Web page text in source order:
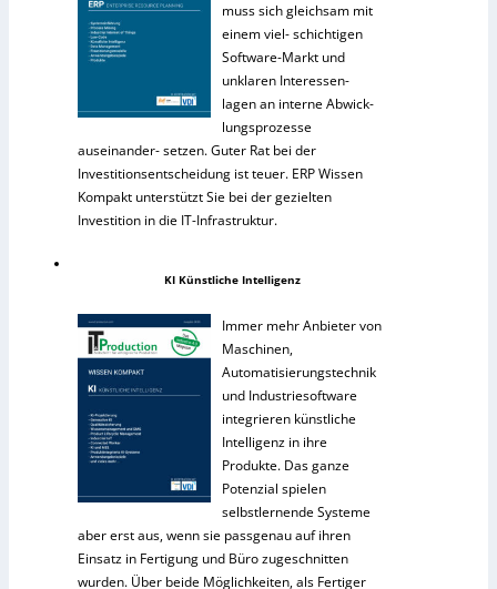
muss sich gleichsam mit
einem viel- schichtigen
Software-Markt und
unklaren Interessen-
lagen an interne Abwick-
lungsprozesse
auseinander- setzen. Guter Rat bei der
Investitionsentscheidung ist teuer. ERP Wissen
Kompakt unterstützt Sie bei der gezielten
Investition in die IT-Infrastruktur.
KI Künstliche Intelligenz
Immer mehr Anbieter von
Maschinen,
Automatisierungstechnik
und Industriesoftware
integrieren künstliche
Intelligenz in ihre
Produkte. Das ganze
Potenzial spielen
selbstlernende Systeme
aber erst aus, wenn sie passgenau auf ihren
Einsatz in Fertigung und Büro zugeschnitten
wurden. Über beide Möglichkeiten, als Fertiger